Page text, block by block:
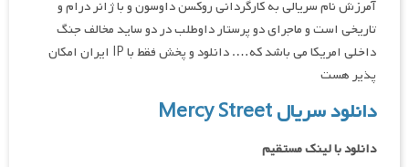
آمرزش نام سریالی به کارگردانی روکسن داوسون و با ژانر درام و
تاریخی است و ماجرای دو پرستار داوطلب در دو ساید مخالف جنگ
داخلی امریکا می باشد که…. دانلود و پخش فقط با IP ایران امکان
پذیر هست
دانلود سریال Mercy Street
دانلود با لینک مستقیم